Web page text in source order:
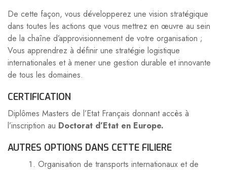
De cette façon, vous développerez une vision stratégique
dans toutes les actions que vous mettrez en œuvre au sein
de la chaîne d’approvisionnement de votre organisation ;
Vous apprendrez à définir une stratégie logistique
internationales et à mener une gestion durable et innovante
de tous les domaines.
CERTIFICATION
Diplômes Masters de l’Etat Français donnant accès à
l’inscription au Doctorat d’Etat en Europe.
AUTRES OPTIONS DANS CETTE FILIERE
Organisation de transports internationaux et de